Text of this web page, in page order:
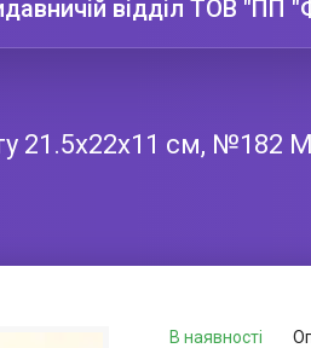
відділ ТОВ "ПП
21.5х22х11 см, №182
В наявності